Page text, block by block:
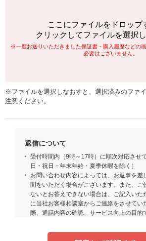
ここにファイルをドロップ
クリックしてファイルを選択し
※一度お送りいただきました保証書・購入履歴などの
必要はございません。
※ファイルを選択しなおすと、選択済みのファ
注意ください。
返信について
受付時間内（9時～17時）に順次対応させ
日・祝日・年末年始・夏季休暇を除く）
お問い合わせ内容によっては、お返事を差
間をいただく場合がございます。また、ご
ないとお答えできない場合は、ご記入いた
に当社お客様相談室からご連絡をさせてい
際、通話内容の確認、サービス向上の目的
当社からお返事させていただくことが適当